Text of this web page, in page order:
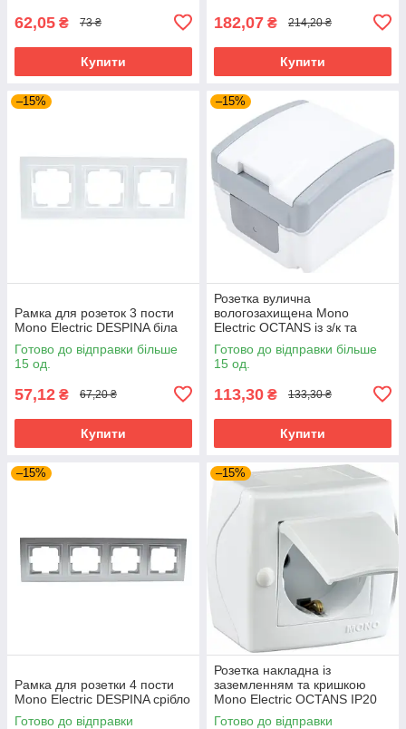
62,05 ₴ 73 ₴
Купити
182,07 ₴ 214,20 ₴
Купити
–15%
Рамка для розеток 3 пости
Mono Electric DESPINA біла
Готово до відправки більше
15 од.
57,12 ₴ 67,20 ₴
Купити
–15%
Розетка вулична
вологозахищена Mono
Electric OCTANS із з/к та
кришкою IP54 сіра
Готово до відправки більше
15 од.
113,30 ₴ 133,30 ₴
Купити
–15%
Рамка для розетки 4 пости
Mono Electric DESPINA срібло
Готово до відправки
–15%
Розетка накладна із
заземленням та кришкою
Mono Electric OCTANS IP20
біла
Готово до відправки